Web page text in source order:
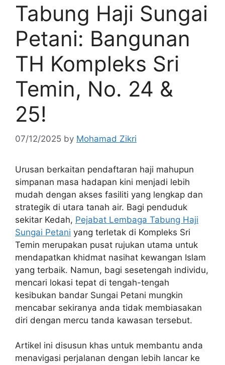
Tabung Haji Sungai
Petani: Bangunan
TH Kompleks Sri
Temin, No. 24 &
25!
07/12/2025 by Mohamad Zikri
Urusan berkaitan pendaftaran haji mahupun
simpanan masa hadapan kini menjadi lebih
mudah dengan akses fasiliti yang lengkap dan
strategik di utara tanah air. Bagi penduduk
sekitar Kedah, Pejabat Lembaga Tabung Haji
Sungai Petani yang terletak di Kompleks Sri
Temin merupakan pusat rujukan utama untuk
mendapatkan khidmat nasihat kewangan Islam
yang terbaik. Namun, bagi sesetengah individu,
mencari lokasi tepat di tengah-tengah
kesibukan bandar Sungai Petani mungkin
mencabar sekiranya anda tidak membiasakan
diri dengan mercu tanda kawasan tersebut.
Artikel ini disusun khas untuk membantu anda
menavigasi perjalanan dengan lebih lancar ke